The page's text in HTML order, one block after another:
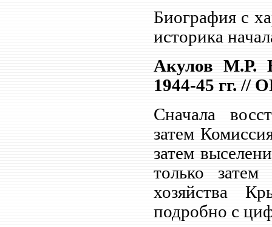
Биография с
историка
Акулов М.Р.
1944-45 гг. //
Сначала
затем
затем
только
хозяйства
подробно с